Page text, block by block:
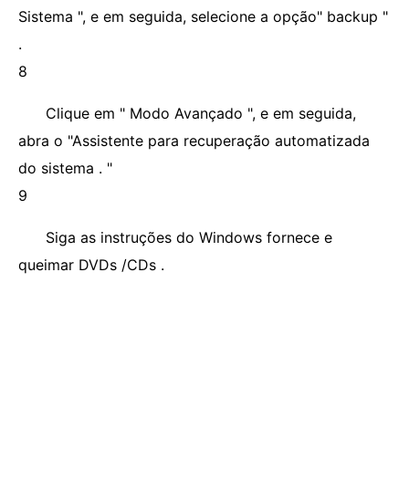
Sistema ", e em seguida, selecione a opção" backup "
.
8
Clique em " Modo Avançado ", e em seguida,
abra o "Assistente para recuperação automatizada
do sistema . "
9
Siga as instruções do Windows fornece e
queimar DVDs /CDs .